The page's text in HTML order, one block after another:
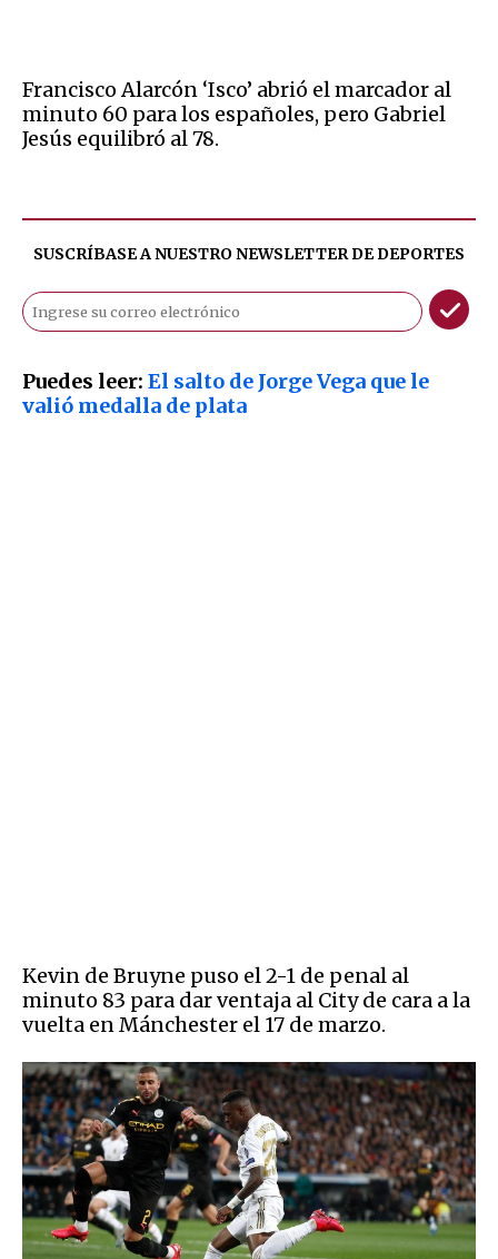
Francisco Alarcón ‘Isco’ abrió el marcador al
minuto 60 para los españoles, pero Gabriel
Jesús equilibró al 78.
SUSCRÍBASE A NUESTRO NEWSLETTER DEDEPORTES
Puedes leer: El salto de Jorge Vega que le
valió medalla de plata
Kevin de Bruyne puso el 2-1 de penal al
minuto 83 para dar ventaja al City de cara a la
vuelta en Mánchester el 17 de marzo.